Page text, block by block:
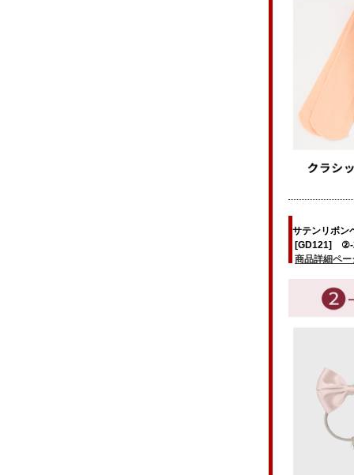
サテンリボン
[GD121] ②-
商品詳細ペー